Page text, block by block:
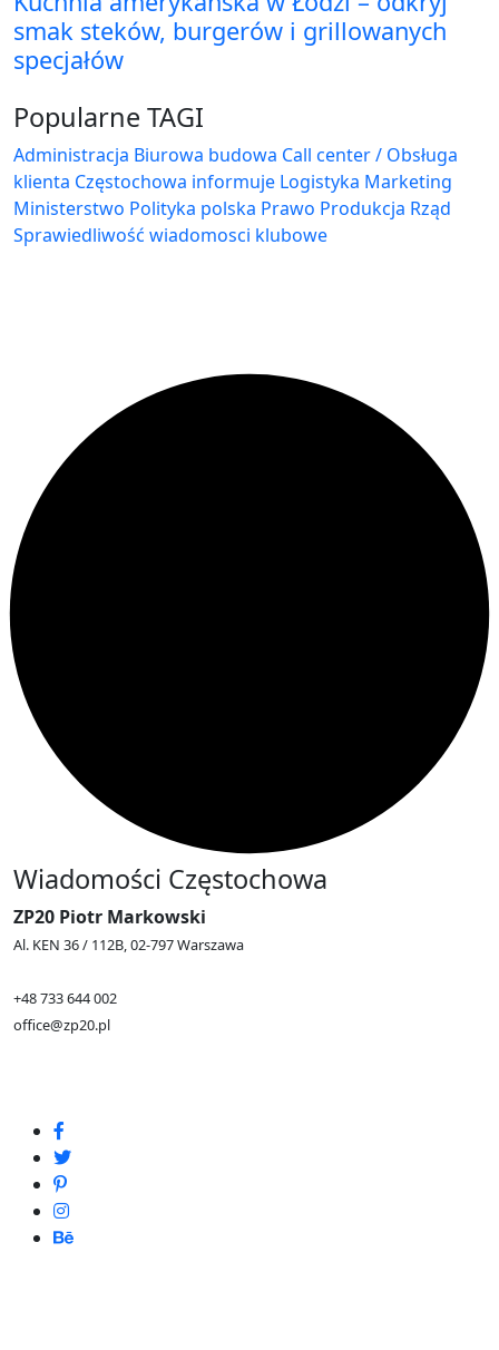
smak steków, burgerów i grillowanych
specjałów
Popularne TAGI
Administracja Biurowa budowa Call center / Obsługa
klienta Częstochowa informuje Logistyka Marketing
Ministerstwo Polityka polska Prawo Produkcja Rząd
Sprawiedliwość wiadomosci klubowe
Wiadomości Częstochowa
ZP20 Piotr Markowski
Al. KEN 36 / 112B, 02-797 Warszawa
+48 733 644 002
office@zp20.pl